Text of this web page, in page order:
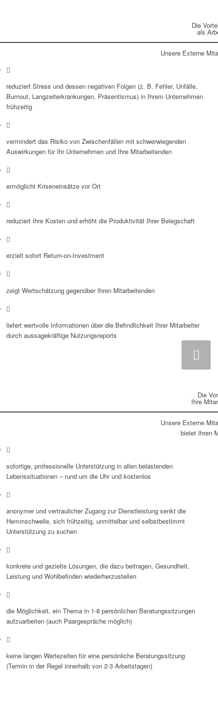
Die
als
Unsere Externe
reduziert Stress und dessen negativen Folgen (z. B. Fehler, Unfälle,
Burnout, Langzeiterkrankungen, Präsentismus) in Ihrem Unternehmen
frühzeitig
vermindert das Risiko von Zwischenfällen mit schwerwiegenden
Auswirkungen für Ihr Unternehmen und Ihre Mitarbeitenden
ermöglicht Kriseneinsätze vor Ort
reduziert Ihre Kosten und erhöht die Produktivität Ihrer Belegschaft
erzielt sofort Return-on-Investment
zeigt Wertschätzung gegenüber Ihren Mitarbeitenden
liefert wertvolle Informationen über die Befindlichkeit Ihrer Mitarbeiter
durch aussagekräftige Nutzungsreports
Die
Ihre
Unsere Externe
bietet Ihren
sofortige, professionelle Unterstützung in allen belastenden
Lebenssituationen – rund um die Uhr und kostenlos
anonymer und vertraulicher Zugang zur Dienstleistung senkt die
Hemmschwelle, sich frühzeitig, unmittelbar und selbstbestimmt
Unterstützung zu suchen
konkrete und gezielte Lösungen, die dazu beitragen, Gesundheit,
Leistung und Wohlbefinden wiederherzustellen
die Möglichkeit, ein Thema in 1-8 persönlichen Beratungssitzungen
aufzuarbeiten (auch Paargespräche möglich)
keine langen Wartezeiten für eine persönliche Beratungssitzung
(Termin in der Regel innerhalb von 2-3 Arbeitstagen)